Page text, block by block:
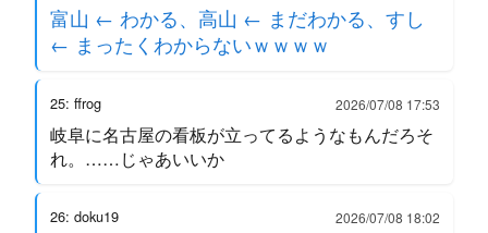
富山 ← わかる、高山 ← まだわかる、すし
← まったくわからないｗｗｗｗ
25: ffrog 2026/07/08 17:53
岐阜に名古屋の看板が立ってるようなもんだろそ
れ。……じゃあいいか
26: doku19 2026/07/08 18:02